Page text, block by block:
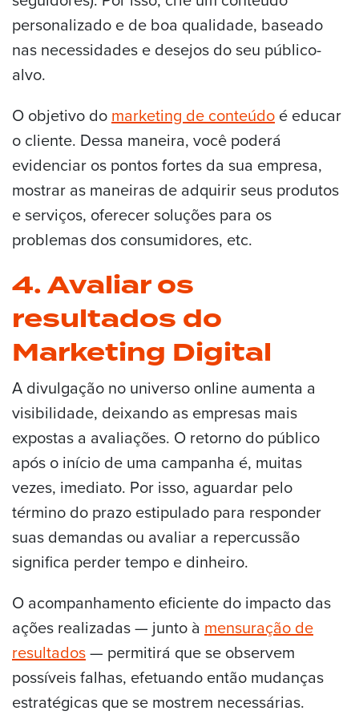
personalizado e de boa qualidade, baseado
nas necessidades e desejos do seu público-
alvo.
O objetivo domarketing de conteúdo é educar
o cliente. Dessa maneira, você poderá
evidenciar os pontos fortes da sua empresa,
mostrar as maneiras de adquirir seus produtos
e serviços, oferecer soluções para os
problemas dos consumidores, etc.
4. Avaliar os
resultados do
Marketing Digital
A divulgação no universo online aumenta a
visibilidade, deixando as empresas mais
expostas a avaliações. O retorno do público
após o início de uma campanha é, muitas
vezes, imediato. Por isso, aguardar pelo
término do prazo estipulado para responder
suas demandas ou avaliar a repercussão
significa perder tempo e dinheiro.
O acompanhamento eficiente do impacto das
ações realizadas — junto à mensuração de
resultados— permitirá que se observem
possíveis falhas, efetuando então mudanças
estratégicas que se mostrem necessárias.